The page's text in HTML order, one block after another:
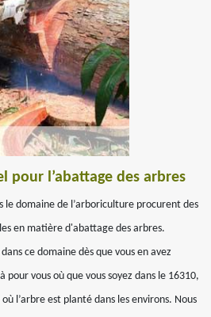
pour l’abattage des arbres
le domaine de l’arboriculture procurent des
en matière d'abattage des arbres.
ce domaine dès que vous en avez
pour vous où que vous soyez dans le 16310,
l’arbre est planté dans les environs. Nous